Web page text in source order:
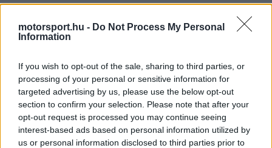
motorsport.hu - Do Not Process My Personal
Information
If you wish to opt-out of the sale, sharing to third parties, or
processing of your personal or sensitive information for
targeted advertising by us, please use the below opt-out
section to confirm your selection. Please note that after your
opt-out request is processed you may continue seeing
interest-based ads based on personal information utilized by
us or personal information disclosed to third parties prior to